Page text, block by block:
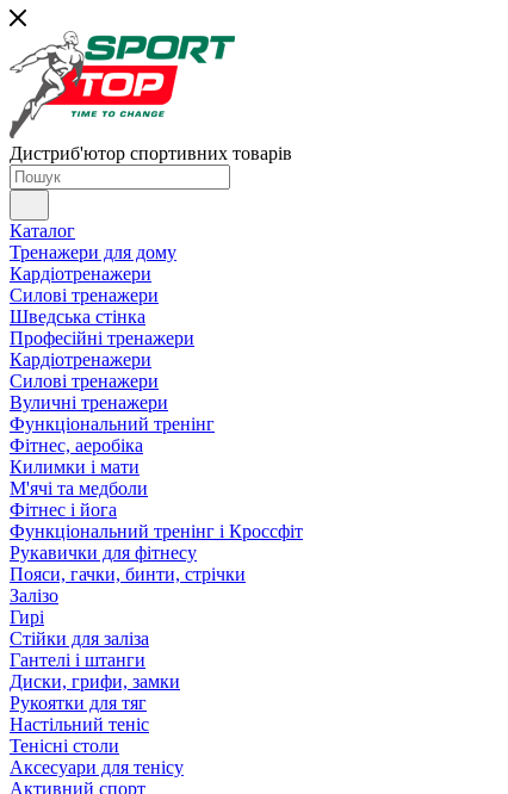
Дистриб'ютор спортивних товарів
Каталог
Тренажери для дому
Кардіотренажери
Силові тренажери
Шведська стінка
Професійні тренажери
Кардіотренажери
Силові тренажери
Вуличні тренажери
Функціональний тренінг
Фітнес, аеробіка
Килимки і мати
М'ячі та медболи
Фітнес і йога
Функціональний тренінг і Кроссфіт
Рукавички для фітнесу
Пояси, гачки, бинти, стрічки
Залізо
Гирі
Стійки для заліза
Гантелі і штанги
Диски, грифи, замки
Рукоятки для тяг
Настільний теніс
Тенісні столи
Аксесуари для тенісу
Активний спорт